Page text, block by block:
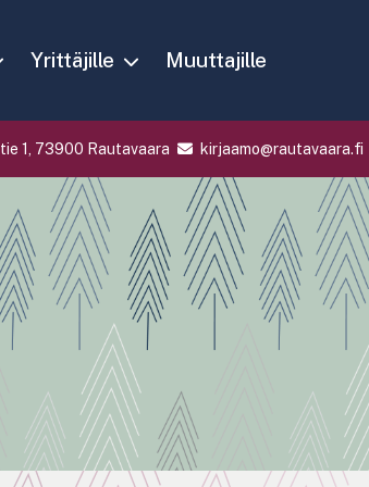
Yrittäjille Muuttajille
1, 73900 Rautavaara kirjaamo@rautavaara.fi